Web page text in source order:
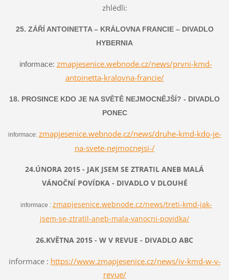
zhlédli:
25. ZÁŘÍ ANTOINETTA – KRÁLOVNA FRANCIE – DIVADLO
HYBERNIA
informace: zmapjesenice.webnode.cz/news/prvni-kmd-
antoinetta-kralovna-francie/
18. PROSINCE KDO JE NA SVĚTĚ NEJMOCNĚJŠÍ? - DIVADLO
PONEC
informace: zmapjesenice.webnode.cz/news/druhe-kmd-kdo-je-
na-svete-nejmocnejsi-/
24.ÚNORA 2015 - JAK JSEM SE ZTRATIL ANEB MALÁ
VÁNOČNÍ POVÍDKA - DIVADLO V DLOUHÉ
informace : zmapjesenice.webnode.cz/news/treti-kmd-jak-
jsem-se-ztratil-aneb-mala-vanocni-povidka/
26.KVĚTNA 2015 - W V REVUE - DIVADLO ABC
informace : https://www.zmapjesenice.cz/news/iv-kmd-w-v-
revue/